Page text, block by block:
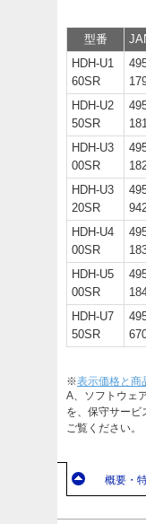
型番
HDH-U1
60SR
HDH-U2
50SR
HDH-U3
00SR
HDH-U3
20SR
HDH-U4
00SR
HDH-U5
00SR
HDH-U7
50SR
※表示価格と商
A、ソフトウェ
を、保守サービ
ご覧ください。
概要・